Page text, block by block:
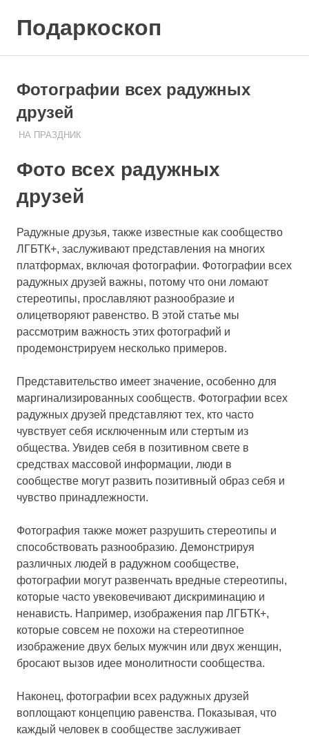
Подаркоскоп
подарить
Фотографии всех радужных
друзей
12.05.2023
ПОДАРЧЕК
НА ПРАЗДНИК
Фото всех радужных
друзей
Радужные друзья, также известные как сообщество
ЛГБТК+, заслуживают представления на многих
платформах, включая фотографии. Фотографии всех
радужных друзей важны, потому что они ломают
стереотипы, прославляют разнообразие и
олицетворяют равенство. В этой статье мы
рассмотрим важность этих фотографий и
продемонстрируем несколько примеров.
Представительство имеет значение, особенно для
маргинализированных сообществ. Фотографии всех
радужных друзей представляют тех, кто часто
чувствует себя исключенным или стертым из
общества. Увидев себя в позитивном свете в
средствах массовой информации, люди в
сообществе могут развить позитивный образ себя и
чувство принадлежности.
Фотография также может разрушить стереотипы и
способствовать разнообразию. Демонстрируя
различных людей в радужном сообществе,
фотографии могут развенчать вредные стереотипы,
которые часто увековечивают дискриминацию и
ненависть. Например, изображения пар ЛГБТК+,
которые совсем не похожи на стереотипное
изображение двух белых мужчин или двух женщин,
бросают вызов идее монолитности сообщества.
Наконец, фотографии всех радужных друзей
воплощают концепцию равенства. Показывая, что
каждый человек в сообществе заслуживает